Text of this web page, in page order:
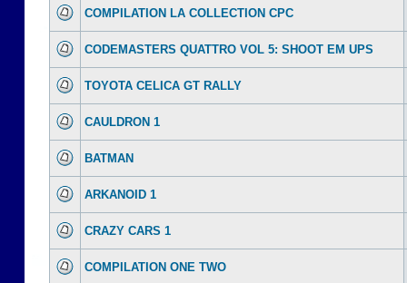
COMPILATION LA COLLECTION CPC
CODEMASTERS QUATTRO VOL 5: SHOOT EM UPS
TOYOTA CELICA GT RALLY
CAULDRON 1
BATMAN
ARKANOID 1
CRAZY CARS 1
COMPILATION ONE TWO